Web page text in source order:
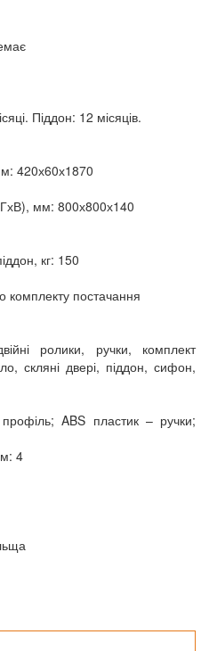
Піддон: 12 місяців.
420х60х1870
мм: 800х800х140
кг: 150
комплекту постачання
ролики, ручки, комплект
скляні двері, піддон, сифон,
ABS пластик – ручки;
4